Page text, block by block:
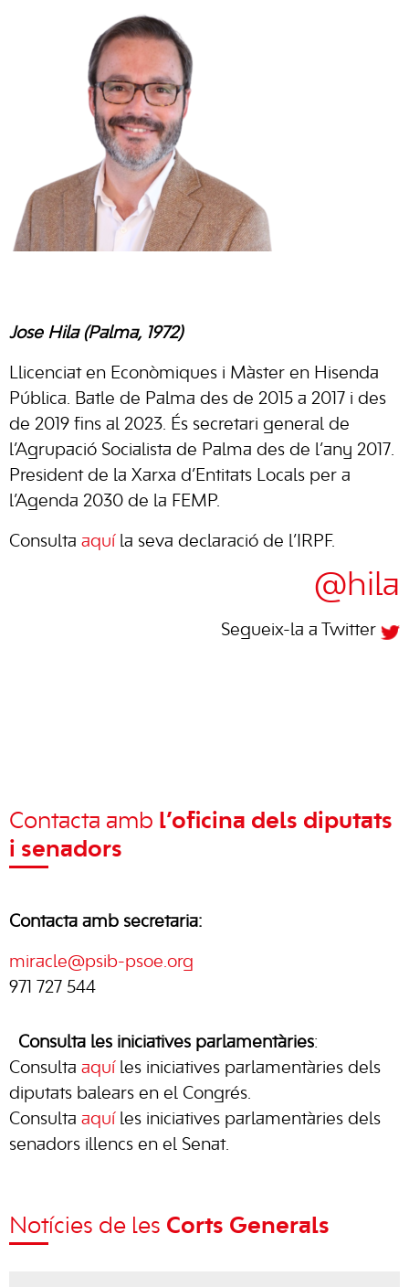
Jose Hila (Palma, 1972)
Llicenciat en Econòmiques i Màster en Hisenda
Pública. Batle de Palma des de 2015 a 2017 i des
de 2019 fins al 2023. És secretari general de
l’Agrupació Socialista de Palma des de l’any 2017.
President de la Xarxa d’Entitats Locals per a
l’Agenda 2030 de la FEMP.
Consulta aquí la seva declaració de l’IRPF.
@hila
Segueix-la a Twitter
Contacta amb l’oficina dels diputats
i senadors
Contacta amb secretaria:
miracle@psib-psoe.org
971 727 544
Consulta les iniciatives parlamentàries:
Consulta aquí les iniciatives parlamentàries dels
diputats balears en el Congrés.
Consulta aquí les iniciatives parlamentàries dels
senadors illencs en el Senat.
Notícies de les Corts Generals